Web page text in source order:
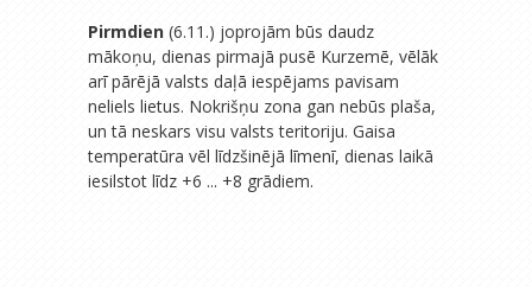
Pirmdien (6.11.) joprojām būs daudz
mākoņu, dienas pirmajā pusē Kurzemē, vēlāk
arī pārējā valsts daļā iespējams pavisam
neliels lietus. Nokrišņu zona gan nebūs plaša,
un tā neskars visu valsts teritoriju. Gaisa
temperatūra vēl līdzšinējā līmenī, dienas laikā
iesilstot līdz +6 ... +8 grādiem.